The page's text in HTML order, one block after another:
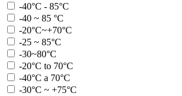
-40°C - 85°C
-40 ~ 85 °C
-20°C~+70°C
-25 ~ 85°C
-30~80°C
-20°C to 70°C
-40°C a 70°C
-30°C ~ +75°C